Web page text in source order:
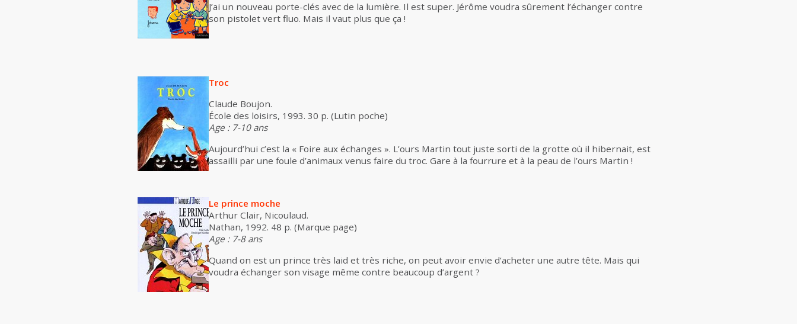
J’ai un nouveau porte-clés avec de la lumière. Il est super. Jérôme voudra sûrement l’échanger contre
son pistolet vert fluo. Mais il vaut plus que ça !
Troc
Claude Boujon.
École des loisirs, 1993. 30 p. (Lutin poche)
Age : 7-10 ans
Aujourd’hui c’est la « Foire aux échanges ». L’ours Martin tout juste sorti de la grotte où il hibernait, est
assailli par une foule d’animaux venus faire du troc. Gare à la fourrure et à la peau de l’ours Martin !
Le prince moche
Arthur Clair, Nicoulaud.
Nathan, 1992. 48 p. (Marque page)
Age : 7-8 ans
Quand on est un prince très laid et très riche, on peut avoir envie d’acheter une autre tête. Mais qui
voudra échanger son visage même contre beaucoup d’argent ?